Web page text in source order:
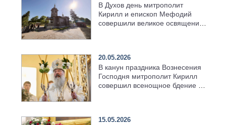
В Духов день митрополит
Кирилл и епископ Мефодий
совершили великое освящение
20.05.2026
В канун праздника Вознесения
Господня митрополит Кирилл
совершил всенощное бдение в
15.05.2026